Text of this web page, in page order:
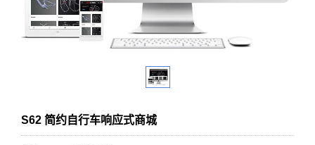
S62 简约自行车响应式商城